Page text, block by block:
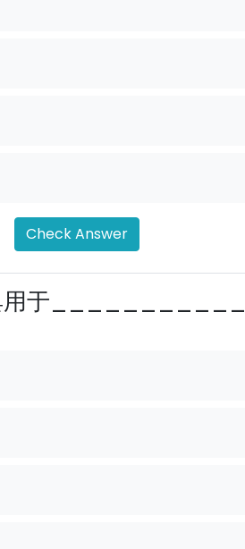
Check Answer
用于